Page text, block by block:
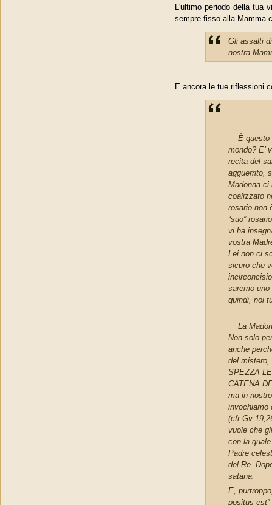
L'ultimo periodo della tua
sempre fisso alla Mamma
Gli assalti
nostra
E ancora le tue riflessioni
È questo
mondo? E’
recita del
agguerrito,
Madonna ci
coalizzato
rosario non
“suo”
vi ha
vostra
Lei non ci
sicuro che
saremo
quindi, noi
La
Non solo
anche
del mistero,
SPEZZA
CATENA
ma in
invochiamo
(cfr.Gv
vuole che
con la
Padre
del Re.
satana.
E,
positus